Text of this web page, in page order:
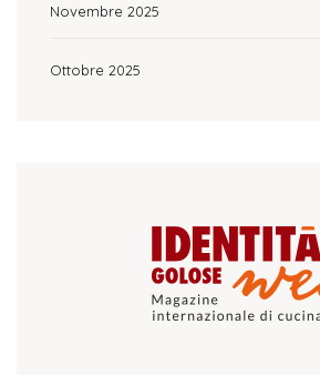
Novembre 2025
Ottobre 2025